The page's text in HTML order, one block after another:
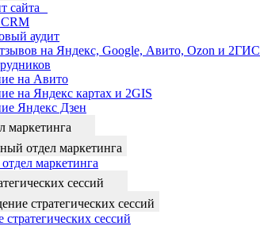
сайта
аудит
на Яндекс, Google, Авито, Ozon и 2ГИС
на Авито
на Яндекс картах и 2GIS
Яндекс Дзен
маркетинга
отдел маркетинга
маркетинга
сессий
стратегических сессий
сессий